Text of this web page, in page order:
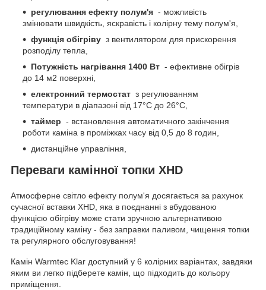
Камін Warmtec Klar доступний у 6 колірних варіантах, завдяки
яким ви легко підберете камін, що підходить до кольору
приміщення.
Атмосферне світло ефекту полум'я досягається за рахунок
сучасної вставки XHD, яка в поєднанні з вбудованою
функцією обігріву може стати зручною альтернативою
традиційному каміну - без заправки паливом, чищення топки
та регулярного обслуговування!
Переваги камінної топки XHD
регулювання ефекту полум'я - можливість
змінювати швидкість, яскравість і колірну тему полум'я,
функція обігріву з вентилятором для прискорення
розподілу тепла,
Потужність нагрівання 1400 Вт - ефективне обігрів
до 14 м2 поверхні,
електронний термостат з регулюванням
температури в діапазоні від 17°С до 26°С,
таймер - встановлення автоматичного закінчення
роботи каміна в проміжках часу від 0,5 до 8 годин,
дистанційне управління,